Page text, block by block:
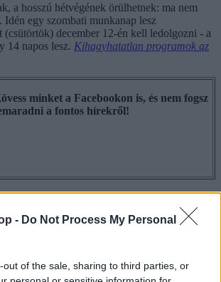
- Do Not Process My Personal
out of the sale, sharing to third parties, or
a hosszú hétvégének örülhetnek: ma nem
Idén egy szombati munkanap lesz
(csütörtök) december 12-én kell ledolgozni - a
14 napos lesz. Kihagyhatatlan programok az
minket a Facebookon is, és nem fogsz
a fontos hírekről!
rendje
2015
2015